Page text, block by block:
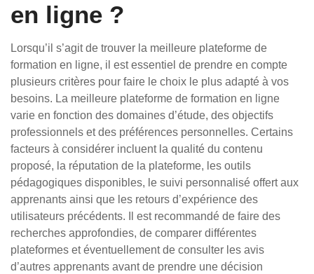
en ligne ?
Lorsqu’il s’agit de trouver la meilleure plateforme de
formation en ligne, il est essentiel de prendre en compte
plusieurs critères pour faire le choix le plus adapté à vos
besoins. La meilleure plateforme de formation en ligne
varie en fonction des domaines d’étude, des objectifs
professionnels et des préférences personnelles. Certains
facteurs à considérer incluent la qualité du contenu
proposé, la réputation de la plateforme, les outils
pédagogiques disponibles, le suivi personnalisé offert aux
apprenants ainsi que les retours d’expérience des
utilisateurs précédents. Il est recommandé de faire des
recherches approfondies, de comparer différentes
plateformes et éventuellement de consulter les avis
d’autres apprenants avant de prendre une décision